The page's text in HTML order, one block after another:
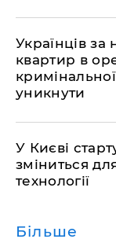
Українців за
квартир в
уникнути
У Києві
зміниться
технології
Більше